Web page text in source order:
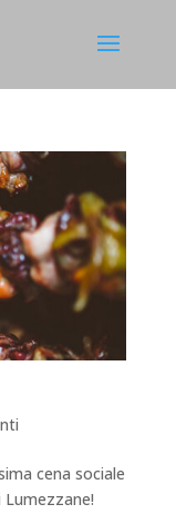
cena sociale
Lumezzane!